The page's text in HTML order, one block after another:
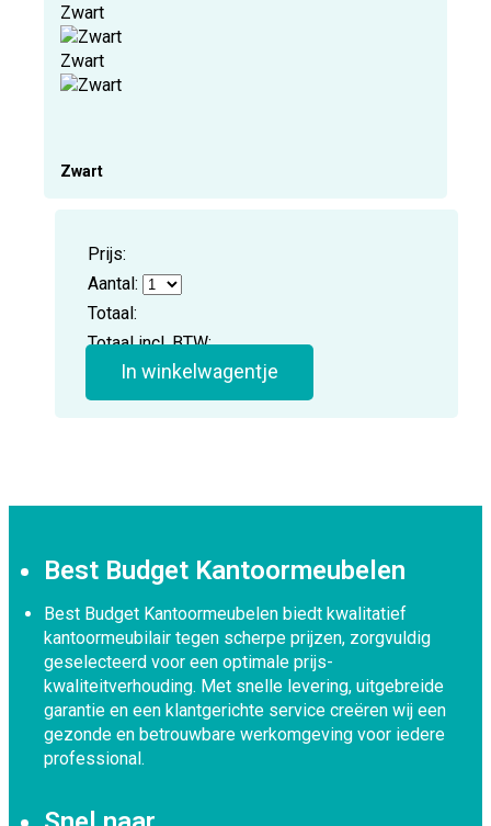
Zwart
Zwart
Zwart
Prijs:
Aantal:
Totaal:
Totaal incl. BTW:
In winkelwagentje
Best Budget Kantoormeubelen
Best Budget Kantoormeubelen biedt kwalitatief
kantoormeubilair tegen scherpe prijzen, zorgvuldig
geselecteerd voor een optimale prijs-
kwaliteitverhouding. Met snelle levering, uitgebreide
garantie en een klantgerichte service creëren wij een
gezonde en betrouwbare werkomgeving voor iedere
professional.